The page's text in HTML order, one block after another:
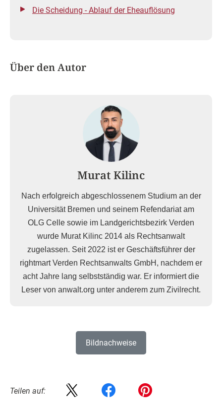
Die Scheidung - Ablauf der Eheauflösung
Über den Autor
Murat Kilinc
Nach erfolgreich abgeschlossenem Studium an der
Universität Bremen und seinem Refendariat am
OLG Celle sowie im Landgerichtsbezirk Verden
wurde Murat Kilinc 2014 als Rechtsanwalt
zugelassen. Seit 2022 ist er Geschäftsführer der
rightmart Verden Rechtsanwalts GmbH, nachdem er
acht Jahre lang selbstständig war. Er informiert die
Leser von anwalt.org unter anderem zum Zivilrecht.
Bildnachweise
Teilen auf: